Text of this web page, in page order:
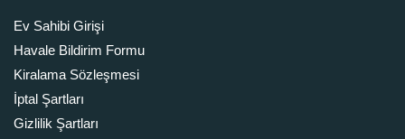
Ev Sahibi Girişi
Havale Bildirim Formu
Kiralama Sözleşmesi
İptal Şartları
Gizlilik Şartları